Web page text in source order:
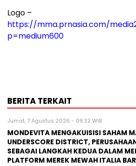
Logo –
https://mma.prnasia.com/
p=medium600
BERITA TERKAIT
Jumat, 7 Agustus 2026 - 09:32 WIB
MONDEVITA MENGAKUISISI SAHAM
UNDERSCORE DISTRICT,
SEBAGAI LANGKAH KEDUA DALAM
PLATFORM MEREK MEWAH ITALIA